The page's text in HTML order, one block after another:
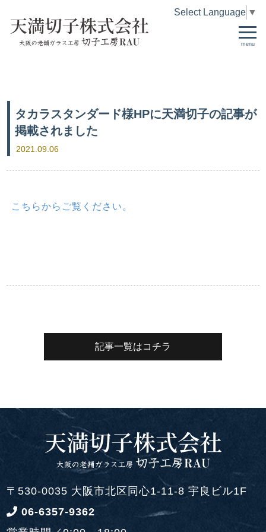
menu
Select Language ▼
タカラスタンダード様HPに天満切子の記事が
掲載されました
2021.09.06
こちらからご覧ください。
記事一覧はコチラ
〒530-0035 大阪市北区同心1-11-8 宇良ビル1F
06-6357-9362